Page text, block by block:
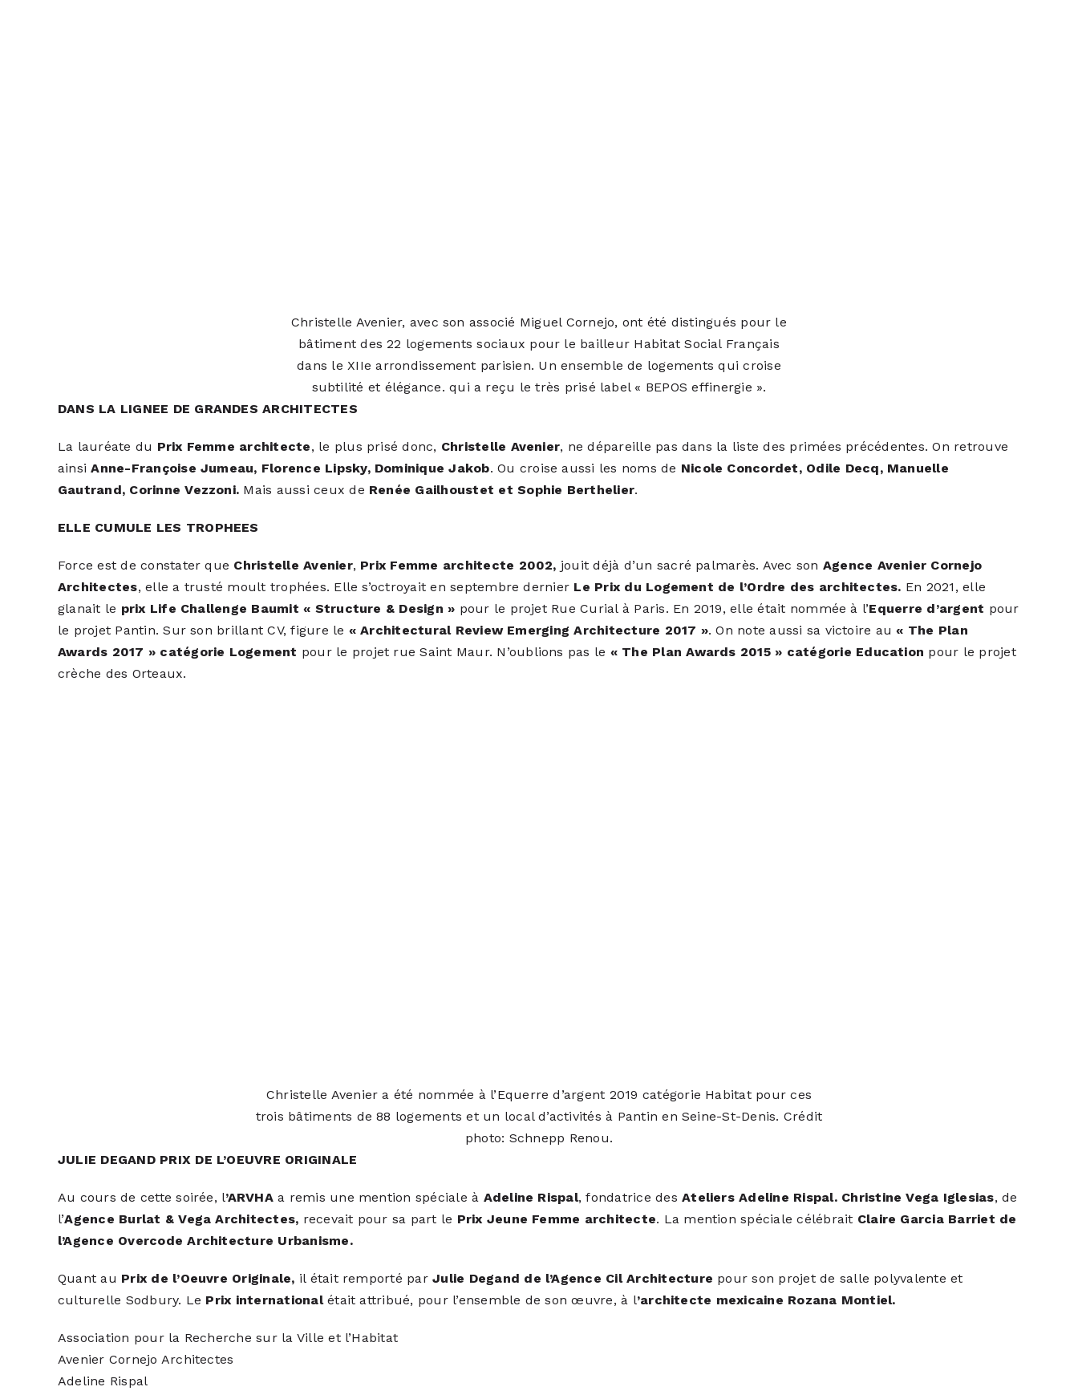
Christelle Avenier, avec son associé Miguel Cornejo, ont été distingués pour le
bâtiment des 22 logements sociaux pour le bailleur Habitat Social Français
dans le XIIe arrondissement parisien. Un ensemble de logements qui croise
subtilité et élégance. qui a reçu le très prisé label « BEPOS effinergie ».
DANS LA LIGNEE DE GRANDES ARCHITECTES
La lauréate du Prix Femme architecte, le plus prisé donc, Christelle Avenier, ne dépareille pas dans la liste des primées précédentes. On retrouve
ainsiAnne-Françoise Jumeau, Florence Lipsky, Dominique Jakob. Ou croise aussi les noms de Nicole Concordet, Odile Decq, Manuelle
Gautrand, Corinne Vezzoni. Mais aussi ceux de Renée Gailhoustet et Sophie Berthelier.
ELLE CUMULE LES TROPHEES
Force est de constater que Christelle Avenier, Prix Femme architecte 2002, jouit déjà d’un sacré palmarès. Avec son Agence Avenier Cornejo
Architectes, elle a trusté moult trophées. Elle s’octroyait en septembre dernier Le Prix du Logement de l’Ordre des architectes. En 2021, elle
glanait le prix Life Challenge Baumit « Structure & Design » pour le projet Rue Curial à Paris. En 2019, elle était nommée à l’Equerre d’argent pour
le projet Pantin. Sur son brillant CV, figure le « Architectural Review Emerging Architecture 2017 ». On note aussi sa victoire au« The Plan
Awards 2017 » catégorie Logement pour le projet rue Saint Maur. N’oublions pas le « The Plan Awards 2015 » catégorie Education pour le projet
crèche des Orteaux.
Christelle Avenier a été nommée à l’Equerre d’argent 2019 catégorie Habitat pour ces
trois bâtiments de 88 logements et un local d’activités à Pantin en Seine-St-Denis. Crédit
photo: Schnepp Renou.
JULIE DEGAND PRIX DE L’OEUVRE ORIGINALE
Au cours de cette soirée, l’ARVHAa remis une mention spéciale à Adeline Rispal, fondatrice desAteliers Adeline Rispal. Christine Vega Iglesias, de
l’Agence Burlat & Vega Architectes, recevait pour sa part le Prix Jeune Femme architecte. La mention spéciale célébrait Claire Garcia Barriet de
l’Agence Overcode Architecture Urbanisme.
Quant au Prix de l’Oeuvre Originale, il était remporté parJulie Degand de l’Agence Cil Architecture pour son projet de salle polyvalente et
culturelle Sodbury. Le Prix internationalétait attribué, pour l’ensemble de son œuvre, à l’architecte mexicaine Rozana Montiel.
Association pour la Recherche sur la Ville et l’Habitat
Avenier Cornejo Architectes
Adeline Rispal